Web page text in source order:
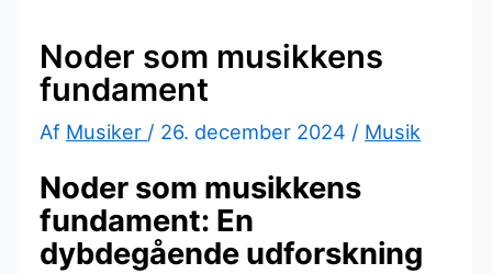
Noder som musikkens
fundament
Af Musiker / 26. december 2024 / Musik
Noder som musikkens
fundament: En
dybdegående udforskning